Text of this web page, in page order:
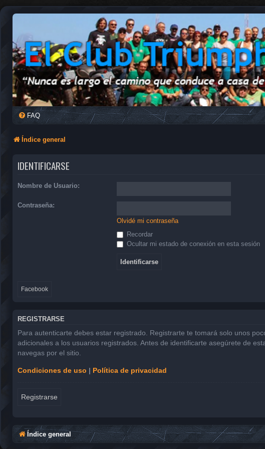
FAQ
Índice general
IDENTIFICARSE
Nombre de Usuario:
Contraseña:
Olvidé mi contraseña
Recordar
Ocultar mi estado de conexión en esta sesión
Facebook
REGISTRARSE
Para autenticarte debes estar registrado. Registrarte te tomará solo unos
adicionales a los usuarios registrados. Antes de identificarte asegúrete de
navegas por el sitio.
Condiciones de uso | Política de privacidad
Registrarse
Índice general